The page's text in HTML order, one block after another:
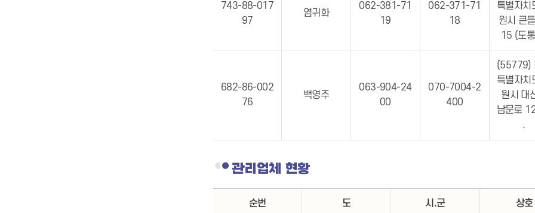
743-88-017
97
염귀화
062-381-71
19
062-371-71
18
특별자치
원시 큰
15 (도
682-86-002
76
백영주
063-904-24
00
070-7004-2
400
(55779)
특별자치
원시 대
남문로
.
관리업체 현황
순번 도 시.군 상호